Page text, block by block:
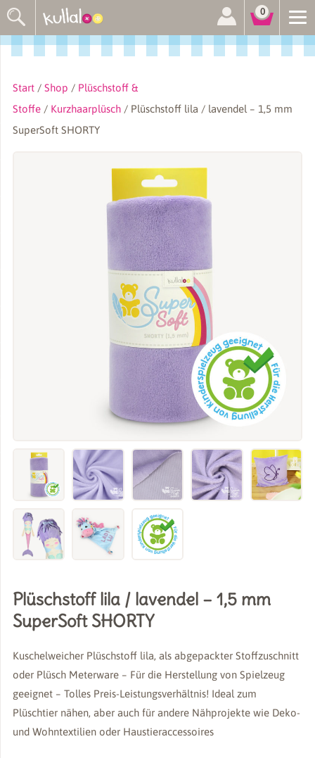
0
Suchen
nach:
Start/ Shop / Plüschstoff &
Stoffe/ Kurzhaarplüsch/ Plüschstoff lila / lavendel – 1,5 mm
SuperSoft SHORTY
Plüschstoff lila / lavendel – 1,5 mm
SuperSoft SHORTY
Kuschelweicher Plüschstoff lila, als abgepackter Stoffzuschnitt
oder Plüsch Meterware – Für die Herstellung von Spielzeug
geeignet – Tolles Preis-Leistungsverhältnis! Ideal zum
Plüschtier nähen, aber auch für andere Nähprojekte wie Deko-
und Wohntextilien oder Haustieraccessoires